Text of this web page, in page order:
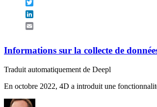
Informations sur la collecte de
Traduit automatiquement de Deepl
En octobre 2022, 4D a introduit une